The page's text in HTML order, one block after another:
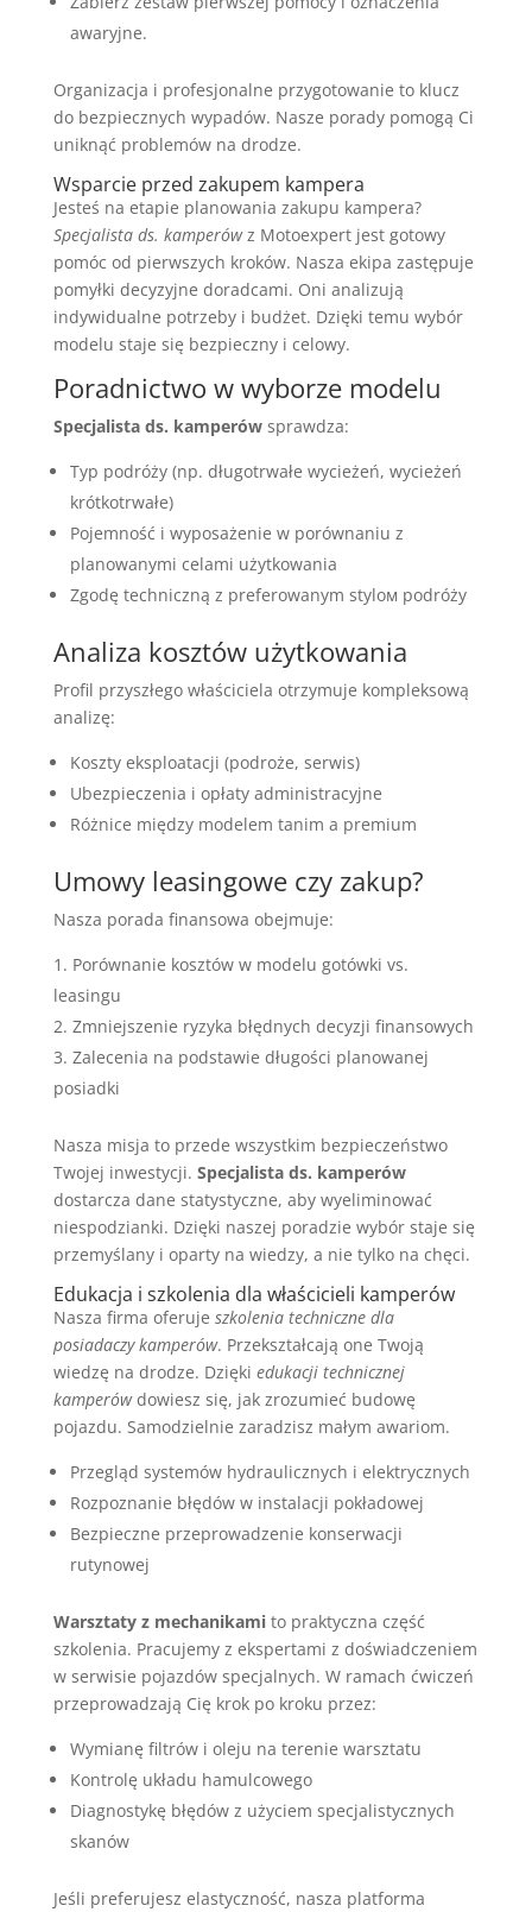
awaryjne.
Organizacja i profesjonalne przygotowanie to klucz
do bezpiecznych wypadów. Nasze porady pomogą Ci
uniknąć problemów na drodze.
Wsparcie przed zakupem kampera
Jesteś na etapie planowania zakupu kampera?
Specjalista ds. kamperówz Motoexpert jest gotowy
pomóc od pierwszych kroków. Nasza ekipa zastępuje
pomyłki decyzyjne doradcami. Oni analizują
indywidualne potrzeby i budżet. Dzięki temu wybór
modelu staje się bezpieczny i celowy.
Poradnictwo w wyborze modelu
Specjalista ds. kamperówsprawdza:
Typ podróży (np. długotrwałe wycieżeń, wycieżeń
krótkotrwałe)
Pojemność i wyposażenie w porównaniu z
planowanymi celami użytkowania
Zgodę techniczną z preferowanym stylом podróży
Analiza kosztów użytkowania
Profil przyszłego właściciela otrzymuje kompleksową
analizę:
Koszty eksploatacji (podroże, serwis)
Ubezpieczenia i opłaty administracyjne
Różnice między modelem tanim a premium
Umowy leasingowe czy zakup?
Nasza porada finansowa obejmuje:
Porównanie kosztów w modelu gotówki vs.
leasingu
Zmniejszenie ryzyka błędnych decyzji finansowych
Zalecenia na podstawie długości planowanej
posiadki
Nasza misja to przede wszystkim bezpieczeństwo
Twojej inwestycji. Specjalista ds. kamperów
dostarcza dane statystyczne, aby wyeliminować
niespodzianki. Dzięki naszej poradzie wybór staje się
przemyślany i oparty na wiedzy, a nie tylko na chęci.
Edukacja i szkolenia dla właścicieli kamperów
Nasza firma oferuje szkolenia techniczne dla
posiadaczy kamperów. Przekształcają one Twoją
wiedzę na drodze. Dzięki edukacji technicznej
kamperówdowiesz się, jak zrozumieć budowę
pojazdu. Samodzielnie zaradzisz małym awariom.
Przegląd systemów hydraulicznych i elektrycznych
Rozpoznanie błędów w instalacji pokładowej
Bezpieczne przeprowadzenie konserwacji
rutynowej
Warsztaty z mechanikamito praktyczna część
szkolenia. Pracujemy z ekspertami z doświadczeniem
w serwisie pojazdów specjalnych. W ramach ćwiczeń
przeprowadzają Cię krok po kroku przez:
Wymianę filtrów i oleju na terenie warsztatu
Kontrolę układu hamulcowego
Diagnostykę błędów z użyciem specjalistycznych
skanów
Jeśli preferujesz elastyczność, nasza platforma